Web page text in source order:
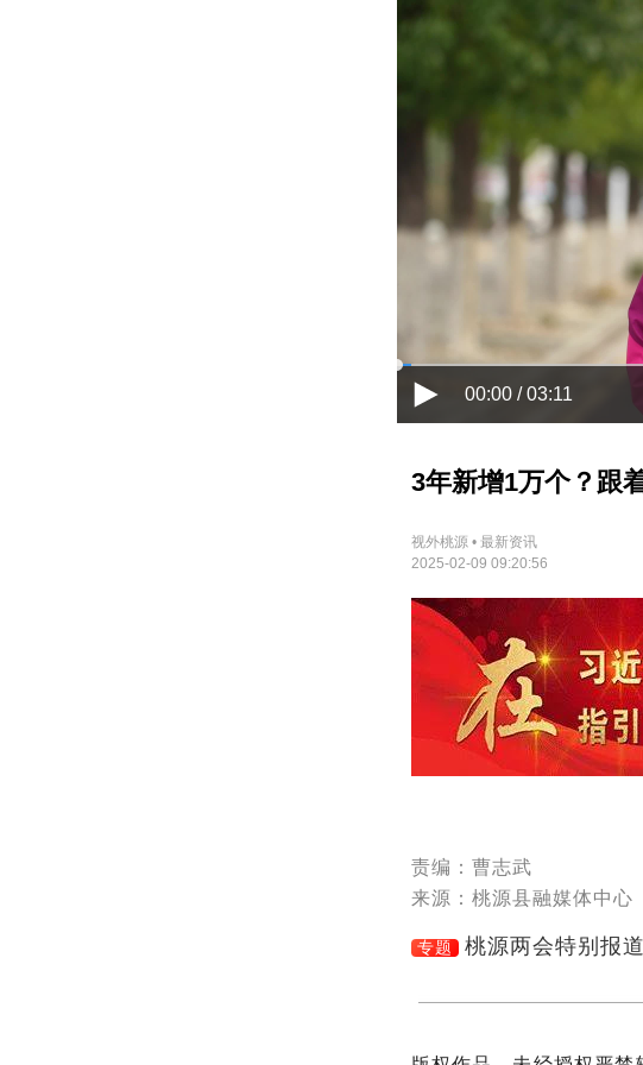
00:00 / 03:11
3年新增1万个？跟
视外桃源 • 最新资讯
2025-02-09 09:20:56
责编：曹志武
来源：桃源县融媒体中心
专题 桃源两会特别报道